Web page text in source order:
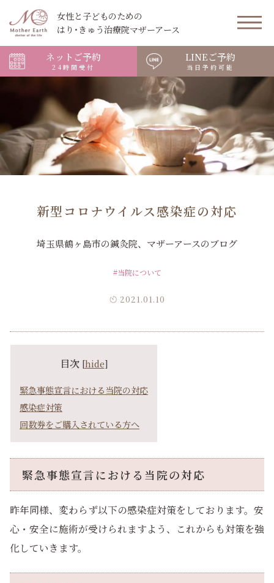
女性と子どものための
はり･きゅう治療院マザーアース
ネットご予約
24時間受付
LINEご予約
当日予約可能
新型コロナウイルス感染症の対応
埼玉県鶴ヶ島市の鍼灸院、マザーアースのブログ
#当院について
2021.01.10
目次 [hide]
緊急事態宣言における当院の対応
感染症対策
回数券をご購入されている方へ
緊急事態宣言における当院の対応
昨年同様、変わらず以下の感染症対策をしております。安
心・安全に施術が受けられますよう、これからも対策を強
化していきます。